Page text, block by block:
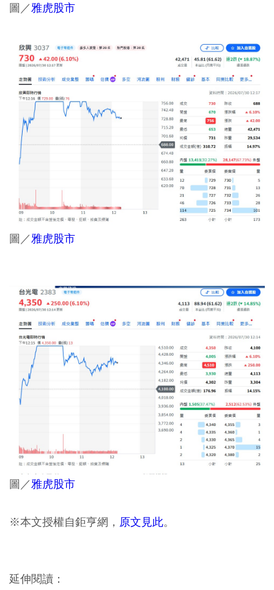
圖／雅虎股市
圖／雅虎股市
圖／雅虎股市
※本文授權自鉅亨網， 原文見此。
延伸閱讀：